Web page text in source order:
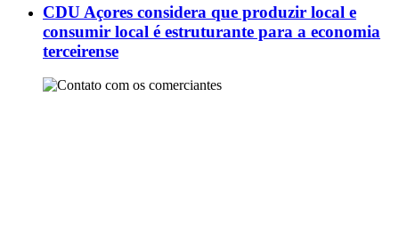
CDU Açores considera que produzir local e
consumir local é estruturante para a economia
terceirense